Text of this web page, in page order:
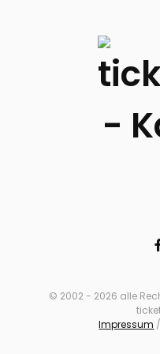
© 2002 - 2026 alle
Impressum